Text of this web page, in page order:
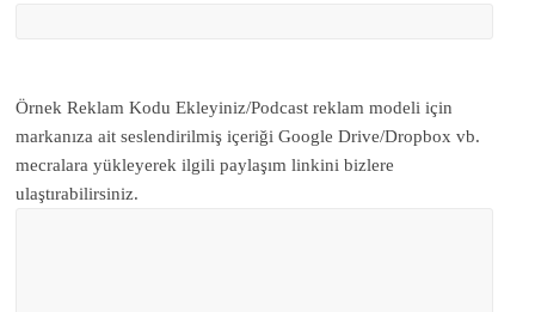
Örnek Reklam Kodu Ekleyiniz/Podcast reklam modeli için
markanıza ait seslendirilmiş içeriği Google Drive/Dropbox vb.
mecralara yükleyerek ilgili paylaşım linkini bizlere
ulaştırabilirsiniz.